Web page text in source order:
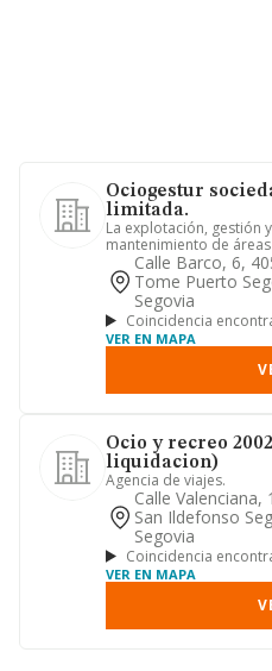
Ociogestur
limitada.
La explotación, gestión y
mantenimiento de
recreativas, forestales,
descanso, ...
Calle Barco, 6,
Tome Puerto
Segovia
Coincidencia
VER EN MAPA
Ocio y recreo
liquidacion)
Agencia de viajes.
Calle Valenciana,
San Ildefonso
Segovia
Coincidencia
VER EN MAPA